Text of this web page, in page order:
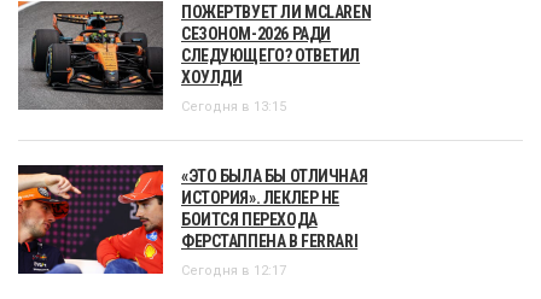
ПОЖЕРТВУЕТ ЛИ MCLAREN
СЕЗОНОМ-2026 РАДИ
СЛЕДУЮЩЕГО? ОТВЕТИЛ
ХОУЛДИ
Сегодня в 13:15
«ЭТО БЫЛА БЫ ОТЛИЧНАЯ
ИСТОРИЯ». ЛЕКЛЕР НЕ
БОИТСЯ ПЕРЕХОДА
ФЕРСТАППЕНА В FERRARI
Сегодня в 12:17